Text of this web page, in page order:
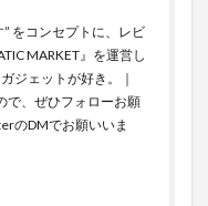
をコンセプトに、レビ
MARKET』を運営し
ジェットが好き。｜
で、ぜひフォローお願
のDMでお願いいま